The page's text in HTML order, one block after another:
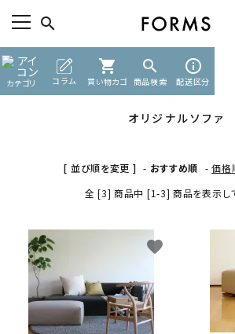
search
カテゴリ コラム
shopping_cart
買い物カゴ
search
商品検索
info_outline
配送区分
ACCOUNT MENU
ようこそ ゲスト 様
person 新規会員登録
カテゴリーから探す
素材から選ぶ
インフォメーション
TOP ソファ オリジナルソファ
オリジナルソファ
[ 並び順を変更 ] - おすすめ順 -価格
全 [3] 商品中 [1-3] 商品を表示し
favorite